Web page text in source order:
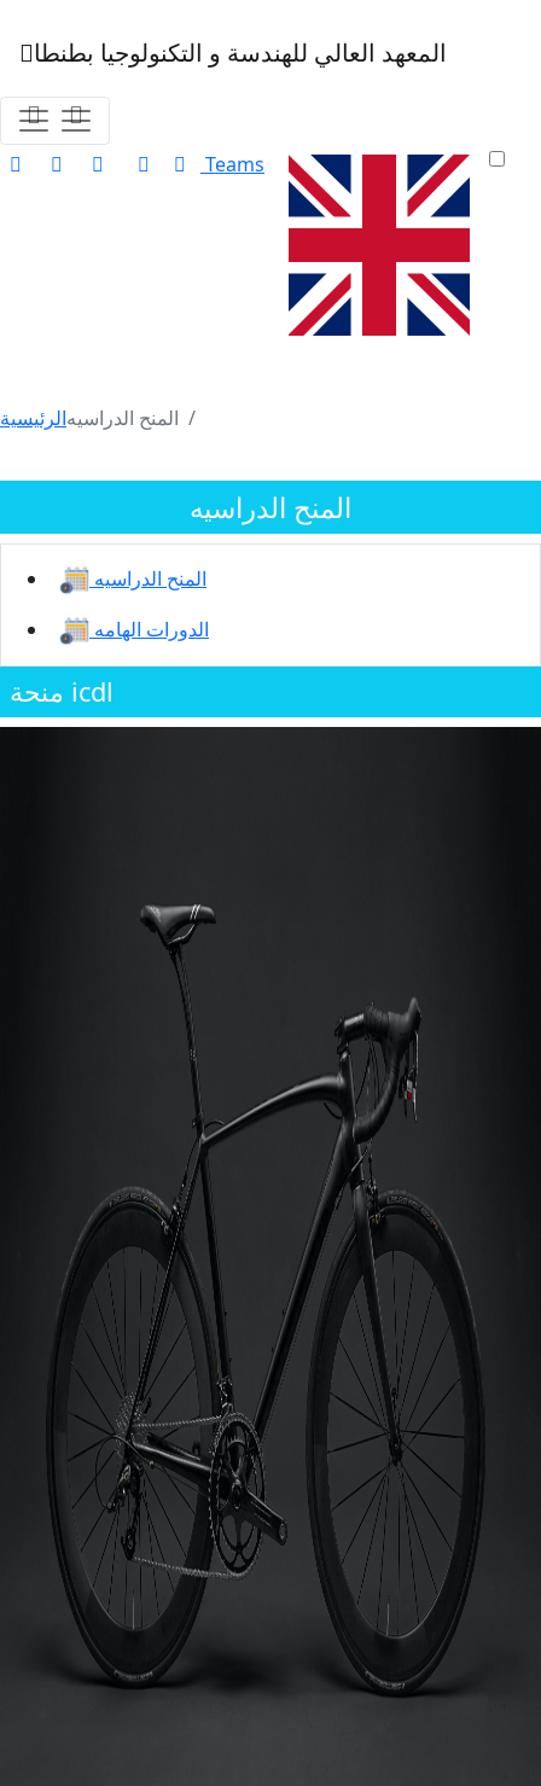
المعهد العالي للهندسة و التكنولوجيا بطنطا
Teams
الرئيسيةالمنح الدراسيه
المنح الدراسيه
المنح الدراسيه
الدورات الهامه
منحة icdl